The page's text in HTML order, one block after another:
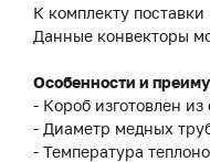
К комплекту
Данные конвекторы
Особенности и
- Короб изготовлен
- Диаметр медных
- Температура